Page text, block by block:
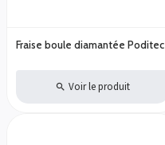
Fraise boule diamantée Poditec
Voir le produit